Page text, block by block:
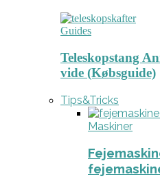
Guides
Teleskopstang
vide (Købsguide)
Tips&Tricks
Maskiner